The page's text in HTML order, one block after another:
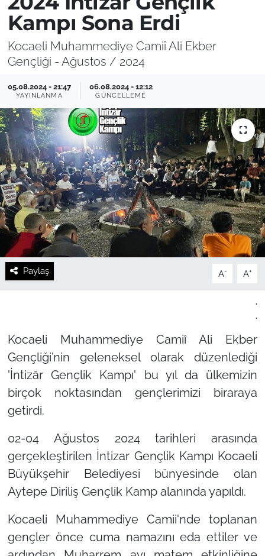
Kampı Sona Erdi
Kocaeli Muhammediye Camiî Ali Ekber
Gençliği - Ağustos / 2024
05.08.2024 - 21:47
YAYINLANMA
06.08.2024 - 12:12
GÜNCELLEME
Paylaş A- A+
.
.
Kocaeli Muhammediye Camiî Ali Ekber
Gençliği’nin geleneksel olarak düzenlediği
'İntizâr Gençlik Kampı' bu yıl da ülkemizin
birçok noktasından gençlerimizi biraraya
getirdi.
02-04 Ağustos 2024 tarihleri arasında
gerçekleştirilen İntizar Gençlik Kampı Kocaeli
Büyükşehir Belediyesi bünyesinde olan
Aytepe Diriliş Gençlik Kamp alanında yapıldı.
Kocaeli Muhammediye Camii'nde toplanan
gençler önce cuma namazını eda ettiler ve